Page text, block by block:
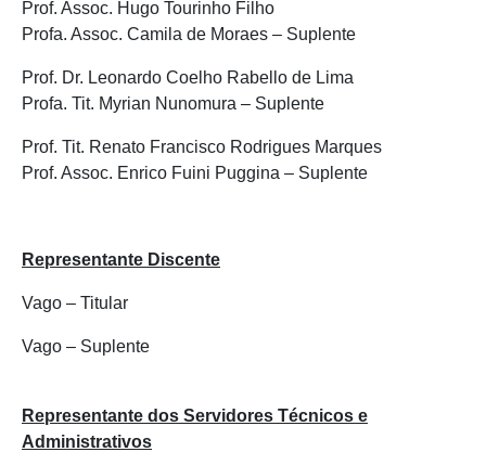
Prof. Assoc. Hugo Tourinho Filho
Profa. Assoc. Camila de Moraes – Suplente
Prof. Dr. Leonardo Coelho Rabello de Lima
Profa. Tit. Myrian Nunomura – Suplente
Prof. Tit. Renato Francisco Rodrigues Marques
Prof. Assoc. Enrico Fuini Puggina – Suplente
Representante Discente
Vago – Titular
Vago – Suplente
Representante dos Servidores Técnicos e
Administrativos